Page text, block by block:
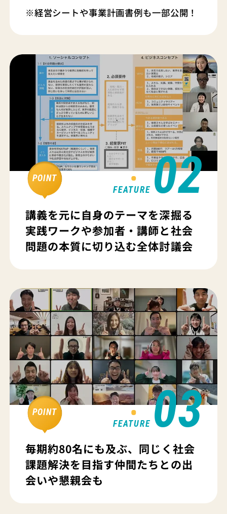
※経営シートや事業計画書例も一部公開！
POINT
FEATURE 02
講義を元に自身のテーマを深掘る
実践ワークや参加者・講師と社会
問題の本質に切り込む全体討議会
POINT
FEATURE 03
毎期約80名にも及ぶ、同じく社会
課題解決を目指す仲間たちとの出
会いや懇親会も